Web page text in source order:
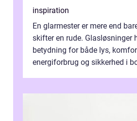
inspiration
En glarmester er mere end
skifter en rude. Glasløsninger
betydning for både lys,
energiforbrug og sikkerhed i